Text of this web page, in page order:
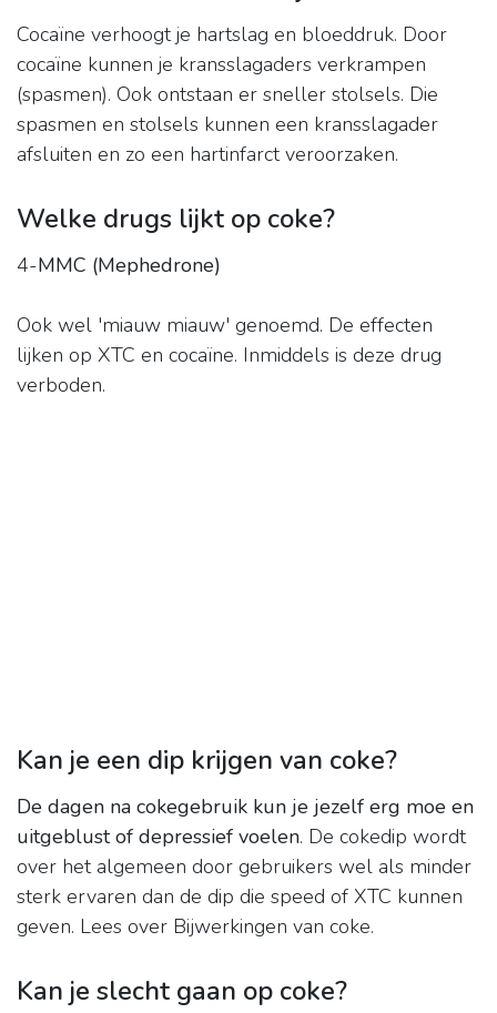
Cocaïne verhoogt je hartslag en bloeddruk. Door
cocaïne kunnen je kransslagaders verkrampen
(spasmen). Ook ontstaan er sneller stolsels. Die
spasmen en stolsels kunnen een kransslagader
afsluiten en zo een hartinfarct veroorzaken.
Welke drugs lijkt op coke?
4-MMC (Mephedrone)
Ook wel 'miauw miauw' genoemd. De effecten
lijken op XTC en cocaïne. Inmiddels is deze drug
verboden.
Kan je een dip krijgen van coke?
De dagen na cokegebruik kun je jezelf erg moe en
uitgeblust of depressief voelen. De cokedip wordt
over het algemeen door gebruikers wel als minder
sterk ervaren dan de dip die speed of XTC kunnen
geven. Lees over Bijwerkingen van coke.
Kan je slecht gaan op coke?